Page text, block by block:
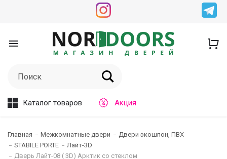
Каталог товаров Акция
Главная Межкомнатные двери
Двери экошпон, ПВХ
STABILE PORTE
Лайт-3D
Дверь Лайт-08 ( 3D) Арктик со стеклом